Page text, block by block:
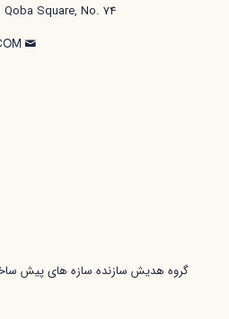
Qoba Square, No. 74
گروه هدیش سازنده سازه های پیش